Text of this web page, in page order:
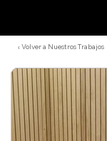
‹ Volver a Nuestros Trabajos